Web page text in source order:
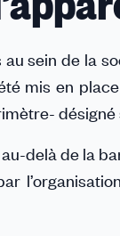
sein de la
mis en
delà de la